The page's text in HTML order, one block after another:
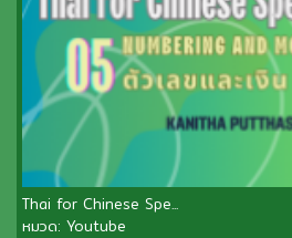
Thai for Chinese Spe...
หมวด: Youtube